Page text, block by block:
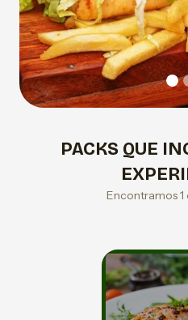
PACKS QUE
Encontramos